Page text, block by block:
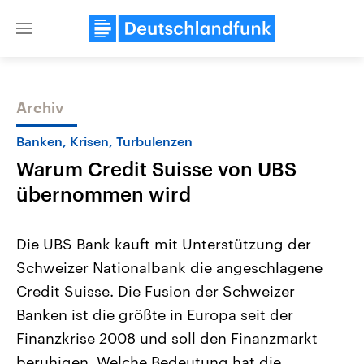
Close
Themen
Landtagswahl Sachsen-Anhalt
2026
Alle Informationen
Sachsen-Anhalt wählt am 6.
September 2026 einen neuen
Landtag. Seit 2021 wird das
Bundesland von einer Koalition aus
USA
Aktuelle Beiträge,
Hintergründe
Wirtschaftlich und
gehören die Vereinigten
den mächtigsten Ländern
mit großem Einfluss auf
Archiv
Banken, Krisen, Turbulenzen
Warum Credit Suisse von UBS
übernommen wird
Die UBS Bank kauft mit Unterstützung der
Schweizer Nationalbank die angeschlagene
Credit Suisse. Die Fusion der Schweizer
Banken ist die größte in Europa seit der
Finanzkrise 2008 und soll den Finanzmarkt